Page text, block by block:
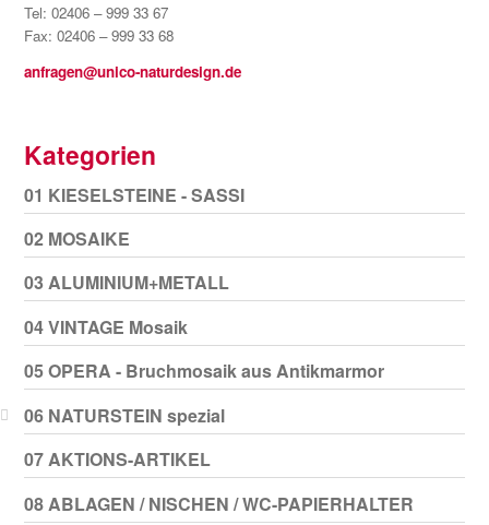
Tel: 02406 – 999 33 67
Fax: 02406 – 999 33 68
anfragen@unico-naturdesign.de
Kategorien
01 KIESELSTEINE - SASSI
02 MOSAIKE
03 ALUMINIUM+METALL
04 VINTAGE Mosaik
05 OPERA - Bruchmosaik aus Antikmarmor
06 NATURSTEIN spezial
07 AKTIONS-ARTIKEL
08 ABLAGEN / NISCHEN / WC-PAPIERHALTER